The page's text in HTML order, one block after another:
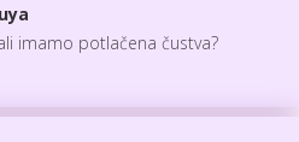
imamo potlačena čustva?